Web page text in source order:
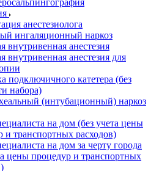
анестезиолога
ингаляционный наркоз
внутривенная анестезия
внутривенная анестезия для
подключичного катетера (без
набора)
(интубационный) наркоз
на дом (без учета цены
и транспортных расходов)
на дом за черту города
цены процедур и транспортных